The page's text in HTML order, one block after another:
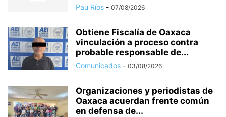
Pau Ríos - 07/08/2026
Obtiene Fiscalía de Oaxaca
vinculación a proceso contra
probable responsable de...
Comunicados - 03/08/2026
Organizaciones y periodistas de
Oaxaca acuerdan frente común
en defensa de...